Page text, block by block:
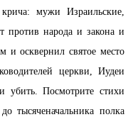
мужи Израильские,
против народа и закона и
и осквернил святое место
церкви, Иудеи
убить. Посмотрите стихи
тысяченачальника полка